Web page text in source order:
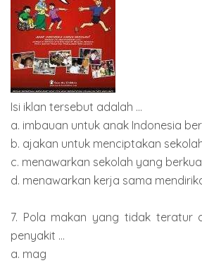
Isi iklan tersebut adalah ...
a. imbauan untuk anak Indonesia
b. ajakan untuk menciptakan
c. menawarkan sekolah yang
d. menawarkan kerja sama
7. Pola makan yang tidak teratur
penyakit ...
a. mag